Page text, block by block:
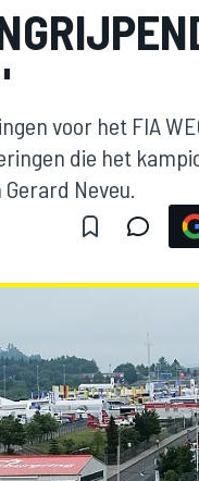
voor het FIA
die het
Neveu.